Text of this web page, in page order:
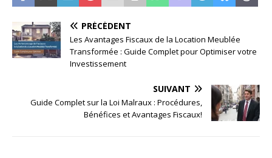
PRÉCÉDENT
Les Avantages Fiscaux de la Location Meublée
Transformée : Guide Complet pour Optimiser votre
Investissement
SUIVANT
Guide Complet sur la Loi Malraux : Procédures,
Bénéfices et Avantages Fiscaux!